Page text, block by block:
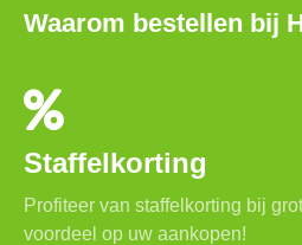
Waarom bestellen bij
Staffelkorting
Profiteer van staffelkorting bij
voordeel op uw aankopen!